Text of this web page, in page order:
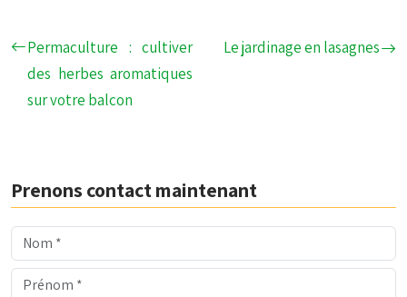
Permaculture : cultiver
des herbes aromatiques
sur votre balcon
Le jardinage en lasagnes
Prenons contact maintenant